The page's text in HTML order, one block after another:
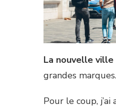
La nouvelle
grandes
Pour le coup,